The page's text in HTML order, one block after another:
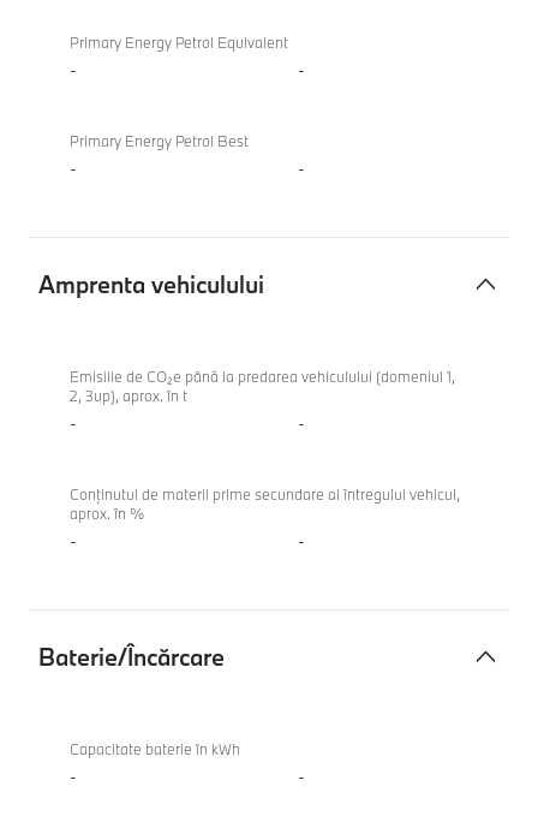
Primary Energy Petrol Equivalent
- -
Primary Energy Petrol Best
- -
Amprenta vehiculului
vehiculului
Emisiile de CO₂e până la predarea vehiculului (domeniul 1,
2, 3up), aprox. în t
- -
Conținutul de materii prime secundare al întregului vehicul,
aprox. în %
- -
Baterie/Încărcare
Încărcare
Capacitate baterie în kWh
- -